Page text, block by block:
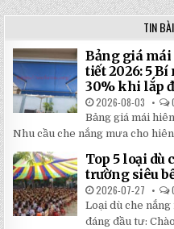
TIN
Bảng giá
tiết 2026: 5
30% khi lắp
2026-08-03
Bảng giá mái
Nhu cầu che nắng mưa cho hiên
Top 5 loại dù
trường siêu
2026-07-27
Loại dù che
đáng đầu tư: